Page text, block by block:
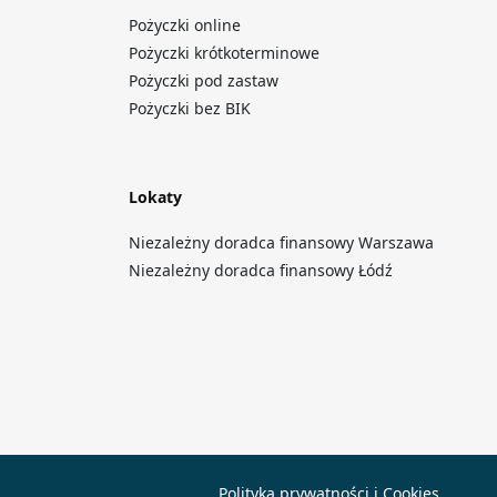
Pożyczki online
Pożyczki krótkoterminowe
Pożyczki pod zastaw
Pożyczki bez BIK
Lokaty
Niezależny doradca finansowy Warszawa
Niezależny doradca finansowy Łódź